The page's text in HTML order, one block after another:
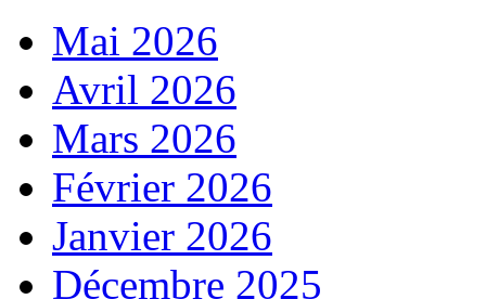
Mai 2026
Avril 2026
Mars 2026
Février 2026
Janvier 2026
Décembre 2025